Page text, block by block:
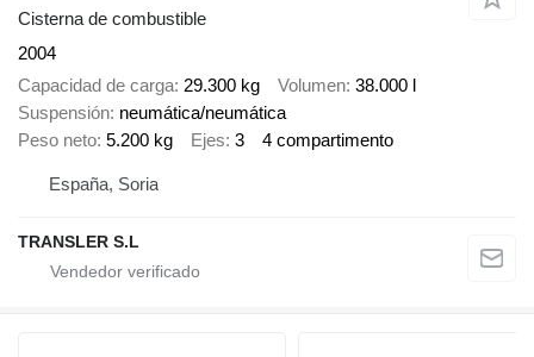
Cisterna de combustible
2004
Capacidad de carga 29.300 kg Volumen 38.000 l
Suspensión neumática/neumática
Peso neto 5.200 kg Ejes 3 4 compartimento
España, Soria
TRANSLER S.L